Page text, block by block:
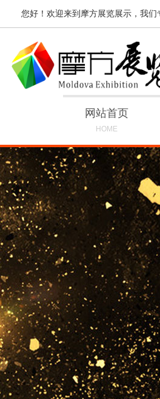
您好！欢迎来到摩方展览展示，我
网站首页
HOME